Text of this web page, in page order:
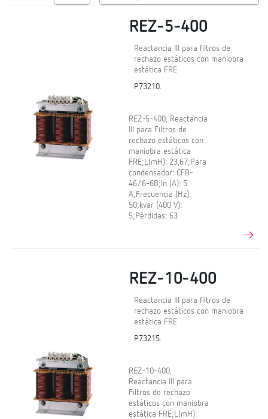
REZ-5-400
Reactancia III para filtros de
rechazo estáticos con maniobra
estática FRE
P73210.
REZ-5-400, Reactancia
III para Filtros de
rechazo estáticos con
maniobra estática
FRE;L(mH): 23,67;Para
condensador: CFB-
46/6-6B;In (A): 5
A;Frecuencia (Hz):
50;kvar (400 V):
5;Pérdidas: 63
REZ-10-400
Reactancia III para filtros de
rechazo estáticos con maniobra
estática FRE
P73215.
REZ-10-400,
Reactancia III para
Filtros de rechazo
estáticos con maniobra
estática FRE;L(mH):